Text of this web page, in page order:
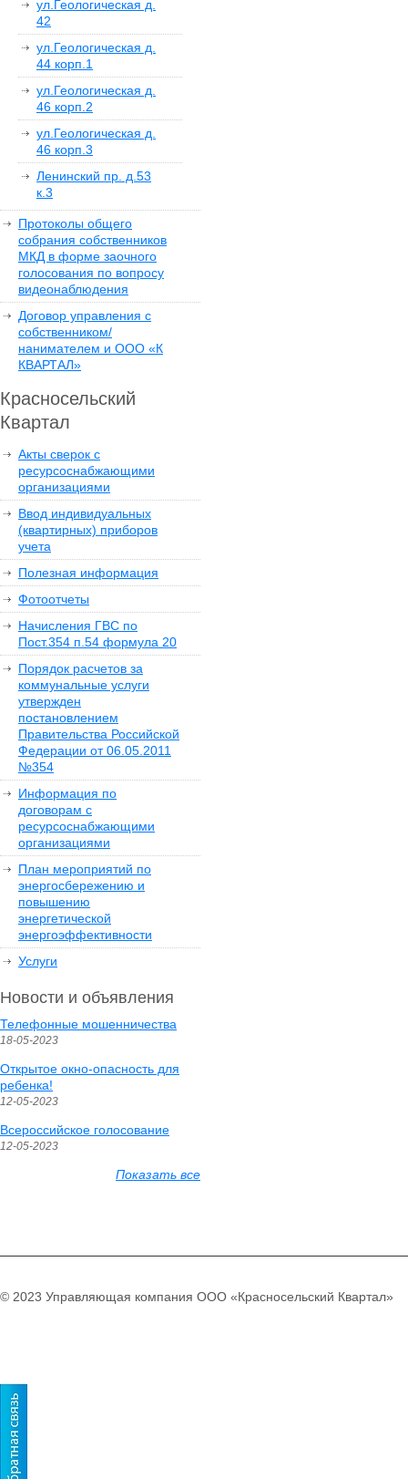
ул.Геологическая д.
42
ул.Геологическая д.
44 корп.1
ул.Геологическая д.
46 корп.2
ул.Геологическая д.
46 корп.3
Ленинский пр. д.53
к.3
Протоколы общего
собрания собственников
МКД в форме заочного
голосования по вопросу
видеонаблюдения
Договор управления с
собственником/
нанимателем и ООО «К
КВАРТАЛ»
Красносельский
Квартал
Акты сверок с
ресурсоснабжающими
организациями
Ввод индивидуальных
(квартирных) приборов
учета
Полезная информация
Фотоотчеты
Начисления ГВС по
Пост.354 п.54 формула 20
Порядок расчетов за
коммунальные услуги
утвержден
постановлением
Правительства Российской
Федерации от 06.05.2011
№354
Информация по
договорам с
ресурсоснабжающими
организациями
План мероприятий по
энергосбережению и
повышению
энергетической
энергоэффективности
Услуги
Новости и объявления
Телефонные мошенничества
18-05-2023
Открытое окно-опасность для
ребенка!
12-05-2023
Всероссийское голосование
12-05-2023
Показать все
© 2023 Управляющая компания ООО «Красносельский Квартал»